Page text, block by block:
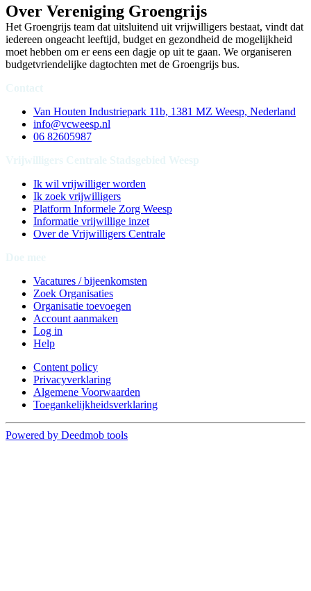
Over Vereniging Groengrijs
Het Groengrijs team dat uitsluitend uit vrijwilligers bestaat, vindt dat
iedereen ongeacht leeftijd, budget en gezondheid de mogelijkheid
moet hebben om er eens een dagje op uit te gaan. We organiseren
budgetvriendelijke dagtochten met de Groengrijs bus.
Van Houten Industriepark 11b, 1381 MZ Weesp, Nederland
info@vcweesp.nl
06 82605987
Ik wil vrijwilliger worden
Ik zoek vrijwilligers
Platform Informele Zorg Weesp
Informatie vrijwillige inzet
Over de Vrijwilligers Centrale
Vacatures / bijeenkomsten
Zoek Organisaties
Organisatie toevoegen
Account aanmaken
Log in
Help
Content policy
Privacyverklaring
Algemene Voorwaarden
Toegankelijkheidsverklaring
Powered by Deedmob tools